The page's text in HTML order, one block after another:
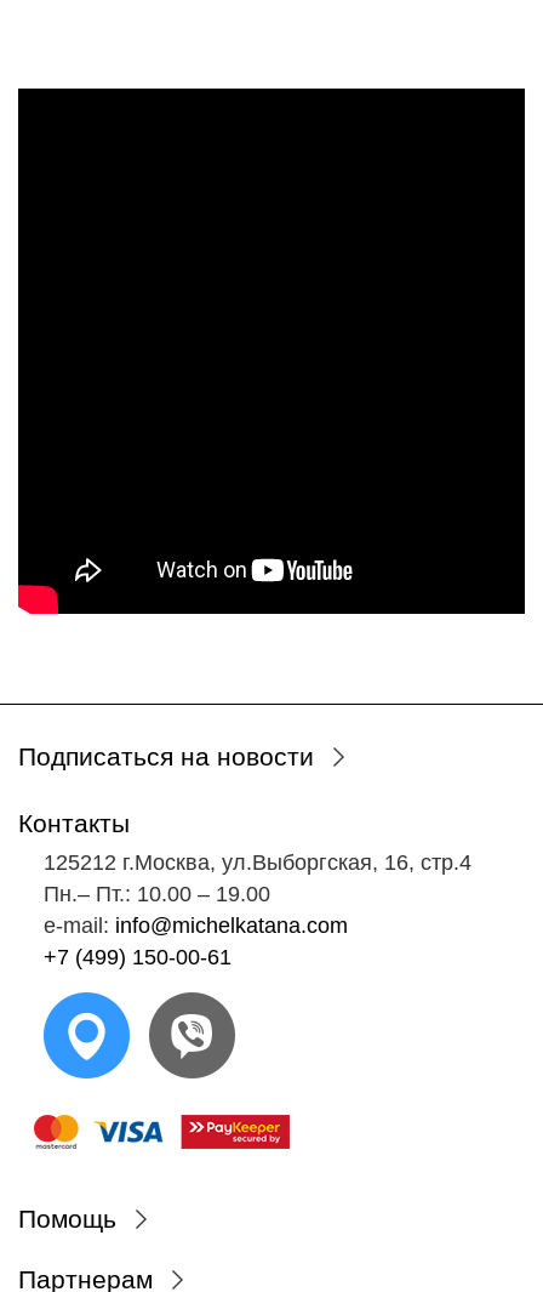
Подписаться на новости
Контакты
125212 г.Москва, ул.Выборгская, 16, стр.4
Пн.‒ Пт.: 10.00 ‒ 19.00
e-mail: info@michelkatana.com
+7 (499) 150-00-61
Помощь
Партнерам